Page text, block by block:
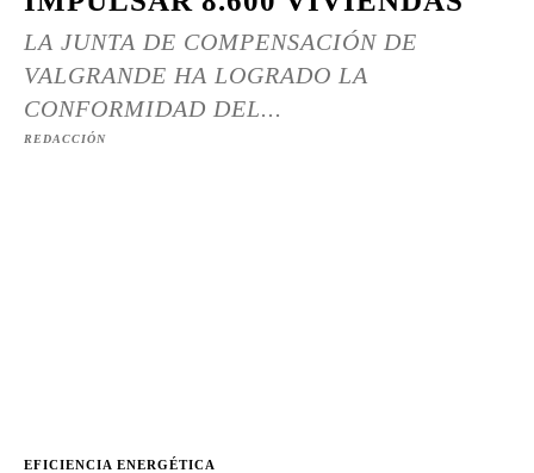
LA JUNTA DE COMPENSACIÓN DE
VALGRANDE HA LOGRADO LA
CONFORMIDAD DEL...
REDACCIÓN
EFICIENCIA ENERGÉTICA